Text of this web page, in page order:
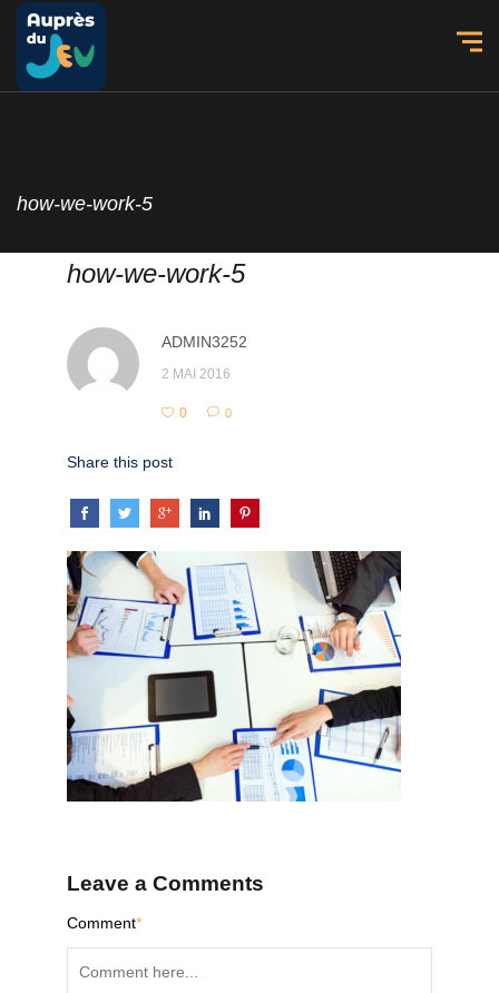
how-we-work-5
how-we-work-5
ADMIN3252
2 MAI 2016
0 0
Share this post
Leave a Comments
Comment*